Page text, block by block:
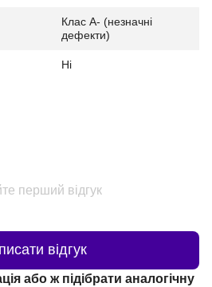
Клас A- (незначні
дефекти)
Ні
перший відгук
відгук
або ж підібрати аналогічну